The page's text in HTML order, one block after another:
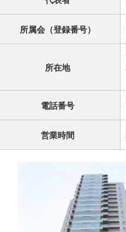
所属会（登録番号）
所在地
電話番号
営業時間